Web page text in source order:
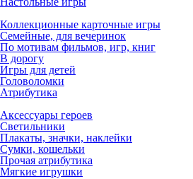
Коллекционные карточные игры
Семейные, для вечеринок
По мотивам фильмов, игр, книг
В дорогу
Игры для детей
Головоломки
Атрибутика
Аксессуары героев
Светильники
Плакаты, значки, наклейки
Сумки, кошельки
Прочая атрибутика
Мягкие игрушки